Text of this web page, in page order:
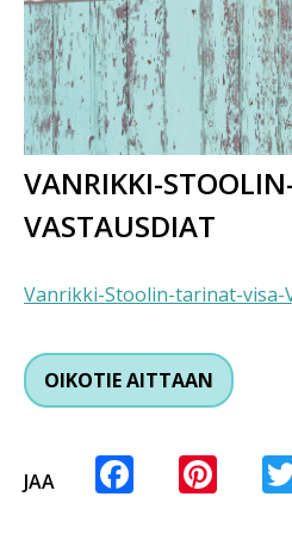
VANRIKKI-
VASTAUSDIAT
Vanrikki-Stoolin-tarinat-visa-
OIKOTIE AITTAAN
JAA